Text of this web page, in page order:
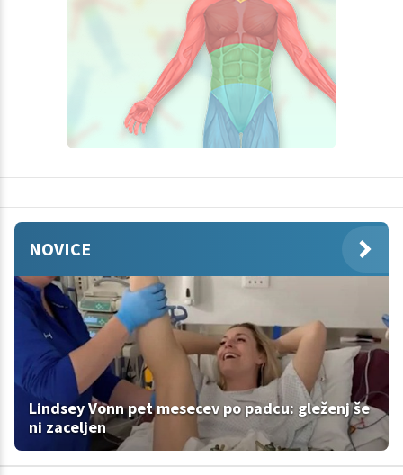
NOVICE
Lindsey Vonn pet mesecev po padcu: gleženj še
ni zaceljen